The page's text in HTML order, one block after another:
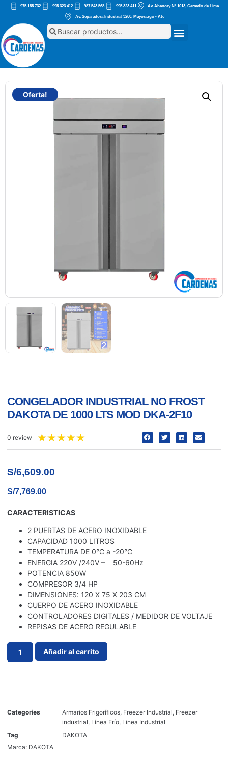
975 155 732 995 323 412 987 543 568 995 323 411 Av. Abancay Nº 1013, Cercado de Lima
Av. Separadora Industrial 3260, Mayorazgo - Ate
Oferta!
CONGELADOR INDUSTRIAL NO FROST
DAKOTA DE 1000 LTS MOD DKA-2F10
0 review ★★★★★
S/6,609.00
S/7,769.00
CARACTERISTICAS
2 PUERTAS DE ACERO INOXIDABLE
CAPACIDAD 1000 LITROS
TEMPERATURA DE 0°C a -20°C
ENERGIA 220V /240V – 50-60Hz
POTENCIA 850W
COMPRESOR 3/4 HP
DIMENSIONES: 120 X 75 X 203 CM
CUERPO DE ACERO INOXIDABLE
CONTROLADORES DIGITALES / MEDIDOR DE VOLTAJE
REPISAS DE ACERO REGULABLE
Añadir al carrito
Categories Armarios Frigoríficos, Freezer Industrial, Freezer
industrial, Línea Frío, Linea Industrial
Tag
DAKOTA
Marca: DAKOTA